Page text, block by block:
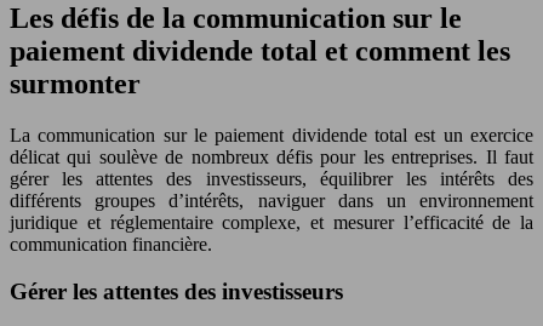
Les défis de la communication sur le
paiement dividende total et comment les
surmonter
La communication sur le paiement dividende total est un exercice
délicat qui soulève de nombreux défis pour les entreprises. Il faut
gérer les attentes des investisseurs, équilibrer les intérêts des
différents groupes d’intérêts, naviguer dans un environnement
juridique et réglementaire complexe, et mesurer l’efficacité de la
communication financière.
Gérer les attentes des investisseurs